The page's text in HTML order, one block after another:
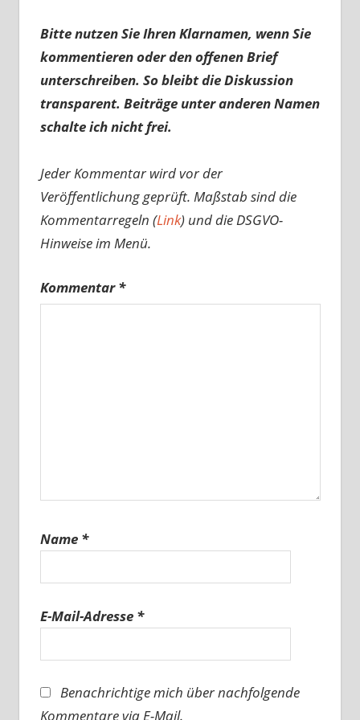
Bitte nutzen Sie Ihren Klarnamen, wenn Sie
kommentieren oder den offenen Brief
unterschreiben. So bleibt die Diskussion
transparent. Beiträge unter anderen Namen
schalte ich nicht frei.
Jeder Kommentar wird vor der
Veröffentlichung geprüft. Maßstab sind die
Kommentarregeln (Link) und die DSGVO-
Hinweise im Menü.
Kommentar*
Name *
E-Mail-Adresse *
Benachrichtige mich über nachfolgende
Kommentare via E-Mail.